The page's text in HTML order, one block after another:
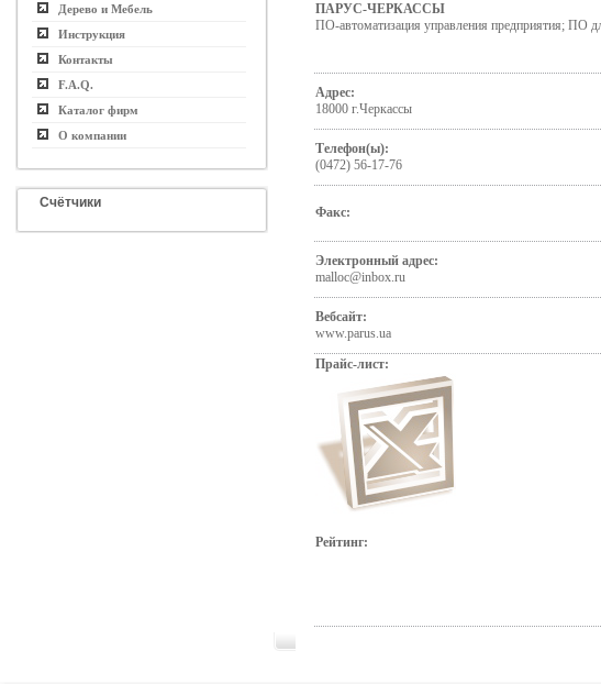
Дерево и Мебель
Инструкция
Контакты
F.A.Q.
Каталог фирм
О компании
Счётчики
ПАРУС-ЧЕРКАССЫ
ПО-автоматизация управления предприятия; ПО
Адрес:
18000 г.Черкассы
Телефон(ы):
(0472) 56-17-76
Факс:
Электронный адрес:
malloc@inbox.ru
Вебсайт:
www.parus.ua
Прайс-лист:
Рейтинг: